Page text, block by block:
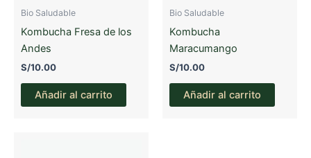
página
producto
Bio Saludable
Kombucha Fresa de los
Andes
S/10.00
Añadir al carrito
Bio Saludable
Kombucha
Maracumango
S/10.00
Añadir al carrito